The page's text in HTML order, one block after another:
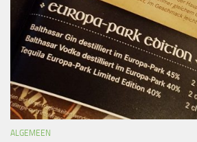
ALGEMEEN